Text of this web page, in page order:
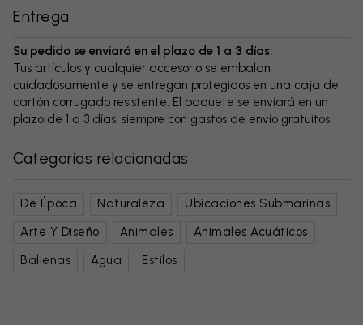
Entrega
Su pedido se enviará en el plazo de 1 a 3 días:
Tus artículos y cualquier accesorio se embalan
cuidadosamente y se entregan protegidos en una caja de
cartón corrugado resistente. El paquete se enviará en un
plazo de 1 a 3 días, siempre con gastos de envío gratuitos.
Categorías relacionadas
De Época Naturaleza
Ubicaciones Submarinas
Arte Y Diseño
Animales
Animales Acuáticos
Ballenas
Agua Estilos